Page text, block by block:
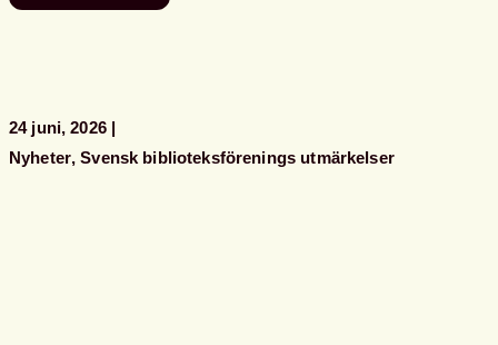
sommar
24 juni, 2026
Nyheter Svensk biblioteksförenings utmärkelser